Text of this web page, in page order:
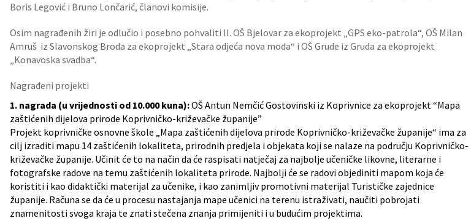
Boris Legović i Bruno Lončarić, članovi komisije.
Osim nagrađenih žiri je odlučio i posebno pohvaliti II. OŠ Bjelovar za ekoprojekt „GPS eko-patrola“, OŠ Milan
Amruš iz Slavonskog Broda za ekoprojekt „Stara odjeća nova moda“ i OŠ Grude iz Gruda za ekoprojekt
„Konavoska svadba“.
Nagrađeni projekti
1. nagrada (u vrijednosti od 10.000 kuna):OŠ Antun Nemčić Gostovinski iz Koprivnice za ekoprojekt “Mapa
zaštićenih dijelova prirode Koprivničko-križevačke županije”
Projekt koprivničke osnovne škole „Mapa zaštićenih dijelova prirode Koprivničko-križevačke županije“ ima za
cilj izraditi mapu 14 zaštićenih lokaliteta, prirodnih predjela i objekata koji se nalaze na području Koprivničko-
križevačke županije. Učinit će to na način da će raspisati natječaj za najbolje učeničke likovne, literarne i
fotografske radove na temu zaštićenih lokaliteta prirode. Najbolji će se radovi objediniti mapom koja će
koristiti i kao didaktički materijal za učenike, i kao zanimljiv promotivni materijal Turističke zajednice
županije. Računa se da će u procesu nastajanja mape učenici na terenu istraživati, naučiti pobrojati
znamenitosti svoga kraja te znati stečena znanja primijeniti i u budućim projektima.